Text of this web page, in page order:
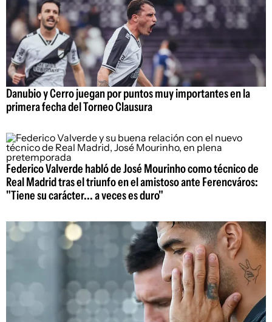
Danubio y Cerro juegan por puntos muy importantes en la
primera fecha del Torneo Clausura
Federico Valverde habló de José Mourinho como técnico de
Real Madrid tras el triunfo en el amistoso ante Ferencváros:
"Tiene su carácter... a veces es duro"